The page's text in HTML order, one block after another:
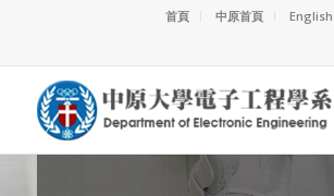
首頁 中原首頁 English